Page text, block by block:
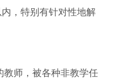
内，特别有针对性地解
教师，被各种非教学任